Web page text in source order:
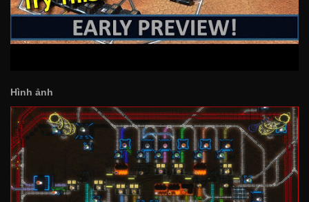
Hình ảnh